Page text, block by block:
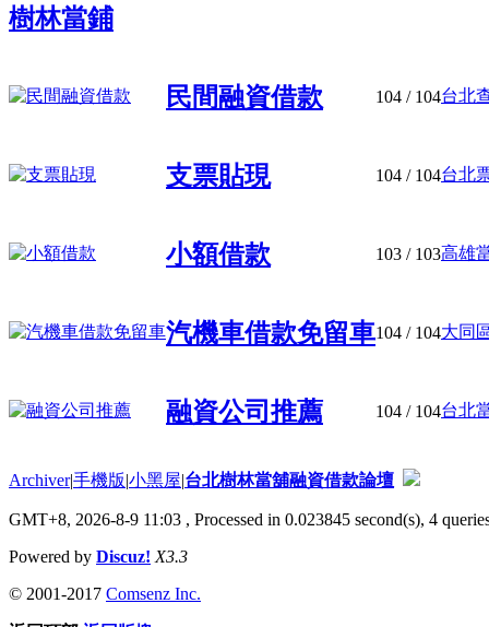
樹林當鋪
民間融資借款 104 / 104台北
支票貼現 104 / 104台北
小額借款 103 / 103高雄
汽機車借款免留車104 / 104大同
融資公司推薦 104 / 104台北
Archiver|手機版|小黑屋|台北樹林當舖融資借款論壇
GMT+8, 2026-8-9 11:03 , Processed in 0.023845 second(s), 4
Powered by Discuz! X3.3
© 2001-2017 Comsenz Inc.